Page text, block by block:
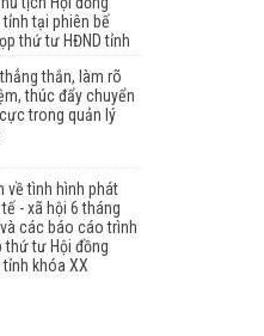
tỉnh tại phiên bế
thứ tư HĐND tỉnh
thắn, làm rõ
thúc đẩy chuyển
trong quản lý
về tình hình phát
- xã hội 6 tháng
các báo cáo trình
thứ tư Hội đồng
khóa XX